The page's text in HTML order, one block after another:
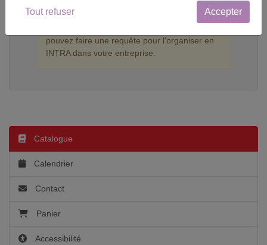
pour le moment.
pouvez faire une requête pour l'organiser en
INTRA dans votre entreprise.
Catalogue
Calendrier
Contact
Panier
Accessibilité
Tout refuser Accepter